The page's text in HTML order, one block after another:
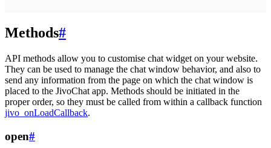
Methods#
API methods allow you to customise chat widget on your website.
They can be used to manage the chat window behavior, and also to
send any information from the page on which the chat window is
placed to the JivoChat app. Methods should be initiated in the
proper order, so they must be called from within a callback function
jivo_onLoadCallback.
open#